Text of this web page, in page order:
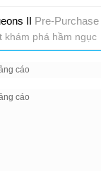
II Pre-Purchase
khám phá hầm ngục